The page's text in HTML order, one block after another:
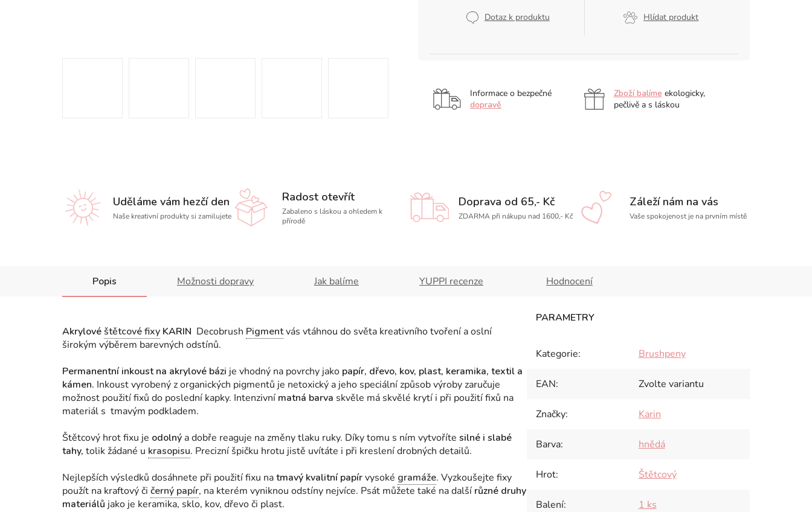
Dotaz k produktu Hlídat produkt
Informace o bezpečné
dopravě
Zboží balíme ekologicky,
pečlivě a s láskou
Uděláme vám hezčí den
Naše kreativní produkty si zamilujete
Radost otevřít
Zabaleno s láskou a ohledem k
přírodě
Doprava od 65,- Kč
ZDARMA při nákupu nad 1600,- Kč
Záleží nám na vás
Vaše spokojenost je na prvním místě
Popis Možnosti dopravy Jak balíme YUPPI recenze Hodnocení
Akrylovéštětcové fixy KARIN Decobrush Pigmentvás vtáhnou do světa kreativního tvoření a oslní
širokým výběrem barevných odstínů.
Permanentní inkoust na akrylové bázi je vhodný na povrchy jako papír, dřevo, kov, plast, keramika, textil a
kámen. Inkoust vyrobený z organických pigmentů je netoxický a jeho speciální způsob výroby zaručuje
možnost použití fixů do poslední kapky. Intenzivní matná barva skvěle má skvělé krytí i při použití fixů na
materiál s tmavým podkladem.
Štětcový hrot fixu je odolný a dobře reaguje na změny tlaku ruky. Díky tomu s ním vytvoříte silné i slabé
tahy, tolik žádané u krasopisu. Precizní špičku hrotu jistě uvítáte i při kreslení drobných detailů.
Nejlepších výsledků dosáhnete při použití fixu natmavý kvalitní papírvysoké gramáže. Vyzkoušejte fixy
použít na kraftový či černý papír, na kterém vyniknou odstíny nejvíce. Psát můžete také na další různé druhy
materiálů jako je keramika, sklo, kov, dřevo či plast.
Kategorie: Brushpeny
EAN: Zvolte variantu
Značky: Karin
Barva: hnědá
Hrot: Štětcový
Balení: 1 ks